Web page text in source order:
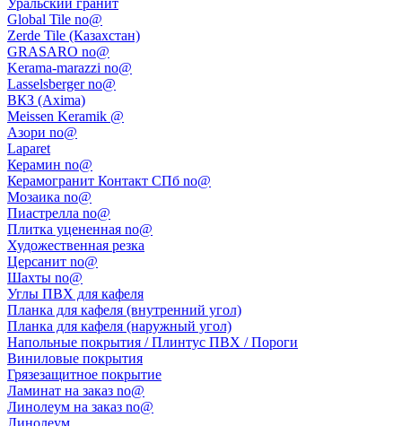
Уральский гранит
Global Tile no@
Zerde Tile (Казахстан)
GRASARO no@
Kerama-marazzi no@
Lasselsberger no@
ВКЗ (Axima)
Meissen Keramik @
Азори no@
Laparet
Керамин no@
Керамогранит Контакт СПб no@
Мозаика no@
Пиастрелла no@
Плитка уцененная no@
Художественная резка
Церсанит no@
Шахты no@
Углы ПВХ для кафеля
Планка для кафеля (внутренний угол)
Планка для кафеля (наружный угол)
Напольные покрытия / Плинтус ПВХ / Пороги
Виниловые покрытия
Грязезащитное покрытие
Ламинат на заказ no@
Линолеум на заказ no@
Линолеум